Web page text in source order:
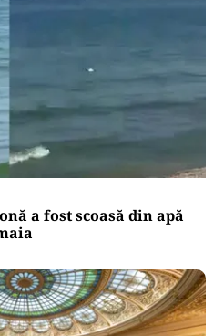
a fost scoasă din apă